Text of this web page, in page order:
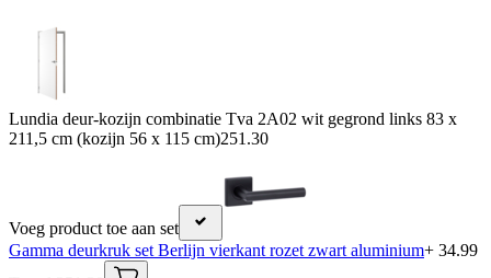
Lundia deur-kozijn combinatie Tva 2A02 wit gegrond links 83 x
211,5 cm (kozijn 56 x 115 cm)251.30
Voeg product toe aan set
Gamma deurkruk set Berlijn vierkant rozet zwart aluminium+ 34.99